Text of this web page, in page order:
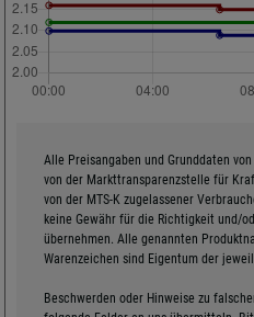
Alle Preisangaben und Grunddaten
von der Markttransparenzstelle für
von der MTS-K zugelassener
keine Gewähr für die Richtigkeit und/
übernehmen. Alle genannten
Warenzeichen sind Eigentum der
Beschwerden oder Hinweise zu